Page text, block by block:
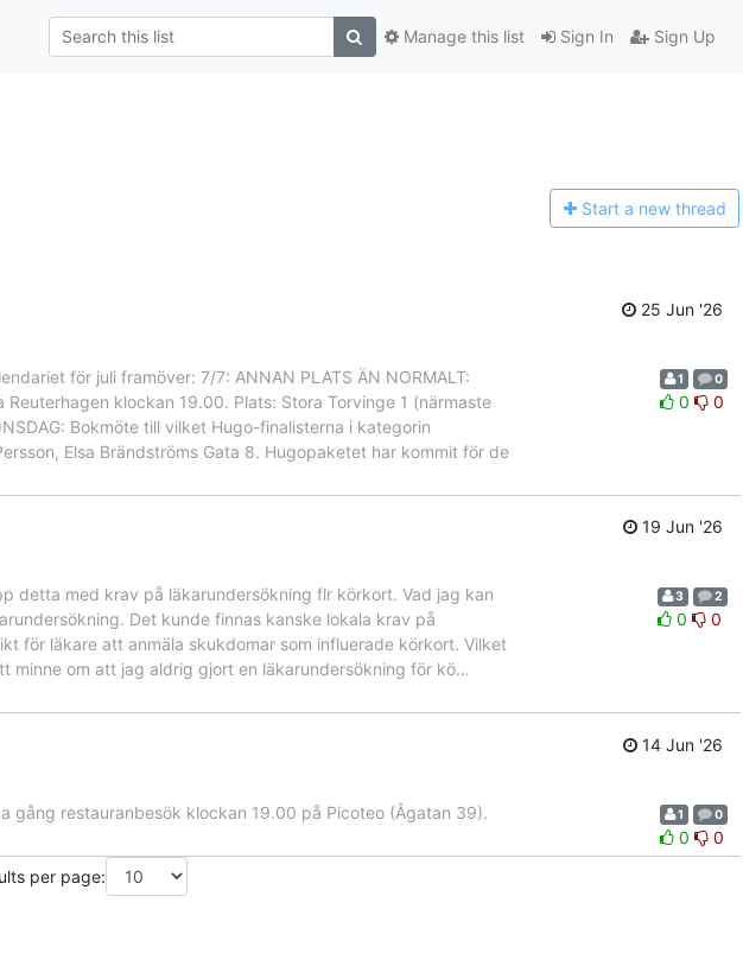
Sign In Sign Up
Manage this list
Start a new thread
25 Jun '26
för juli framöver: 7/7: ANNAN PLATS ÄN NORMALT:
klockan 19.00. Plats: Stora Torvinge 1 (närmaste
Bokmöte till vilket Hugo-finalisterna i kategorin
Elsa Brändströms Gata 8. Hugopaketet har kommit för de
1 0
0 0
19 Jun '26
detta med krav på läkarundersökning flr körkort. Vad jag kan
Det kunde finnas kanske lokala krav på
för läkare att anmäla skukdomar som influerade körkort. Vilket
minne om att jag aldrig gjort en läkarundersökning för kö…
3 2
0 0
14 Jun '26
gång restauranbesök klockan 19.00 på Picoteo (Ågatan 39).
1 0
0
0
per page: